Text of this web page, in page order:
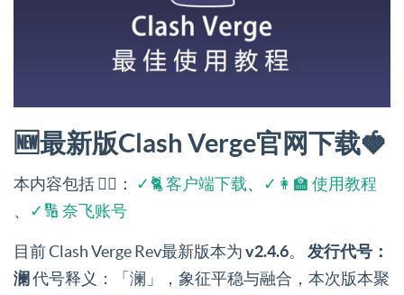
🆕最新版Clash Verge官网下载🍓
本内容包括 👉🏻： ✓🐈 客户端下载、 ✓👩‍🏫 使用教程
、 ✓🔢 奈飞账号
目前 Clash Verge Rev最新版本为v2.4.6。 发行代号：
澜 代号释义：「澜」，象征平稳与融合，本次版本聚